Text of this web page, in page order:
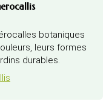
botaniques
leurs formes
durables.